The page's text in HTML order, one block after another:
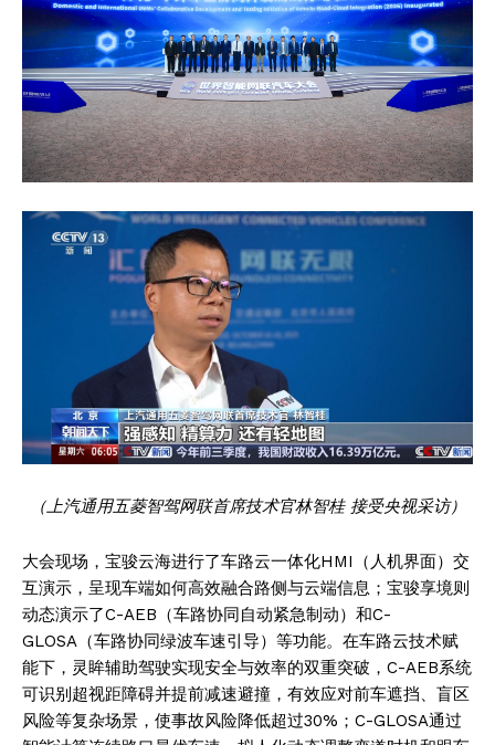
（上汽通用五菱智驾网联首席技术官林智桂 接受央视采访）
大会现场，宝骏云海进行了车路云一体化HMI（人机界面）交
互演示，呈现车端如何高效融合路侧与云端信息；宝骏享境则
动态演示了C-AEB（车路协同自动紧急制动）和C-
GLOSA（车路协同绿波车速引导）等功能。在车路云技术赋
能下，灵眸辅助驾驶实现安全与效率的双重突破，C-AEB系统
可识别超视距障碍并提前减速避撞，有效应对前车遮挡、盲区
风险等复杂场景，使事故风险降低超过30%；C-GLOSA通过